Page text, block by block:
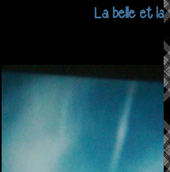
La belle et la